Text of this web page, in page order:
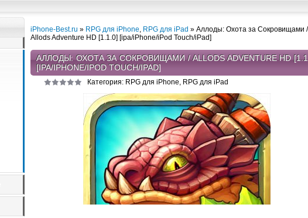
iPhone-Best.ru » RPG для iPhone, RPG для iPad » Аллоды: Охота за Сокровищами /
Allods Adventure HD [1.1.0] [ipa/iPhone/iPod Touch/iPad]
АЛЛОДЫ: ОХОТА ЗА СОКРОВИЩАМИ / ALLODS ADVENTURE HD
[IPA/IPHONE/IPOD TOUCH/IPAD]
Категория: RPG для iPhone, RPG для iPad